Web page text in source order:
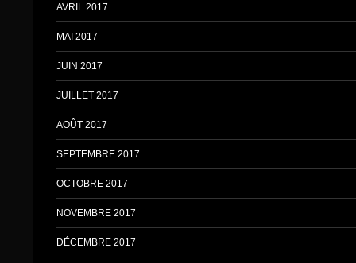
AVRIL 2017
MAI 2017
JUIN 2017
JUILLET 2017
AOÛT 2017
SEPTEMBRE 2017
OCTOBRE 2017
NOVEMBRE 2017
DÉCEMBRE 2017